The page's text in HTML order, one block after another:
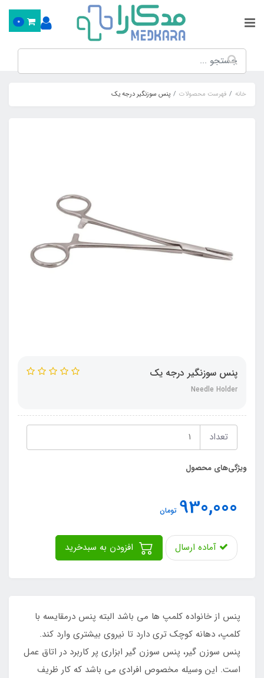
0
خانه فهرست محصولات پنس سوزنگیر درجه یک
پنس سوزنگیر درجه یک
Needle Holder
تعداد
ویژگی‌های محصول
930,000 تومان
آماده ارسال
پنس از خانواده کلمپ ها می باشد البته پنس درمقایسه با
کلمپ، دهانه کوچک تری دارد تا نیروی بیشتری وارد کند.
پنس سوزن گیر، پنس سوزن گیر ابزاری پر کاربرد در اتاق عمل
است. این وسیله مخصوص افرادی می باشد که کار ظریف